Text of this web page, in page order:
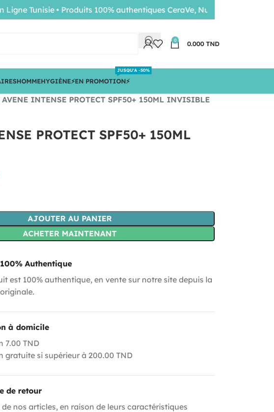
0 0.000 TND
HOMMEHYGIÈNE⚡️EN PROMOTION⚡️
JUSQU'A -50%
AVENE INTENSE PROTECT SPF50+ 150ML INVISIBLE
PROTECT SPF50+ 150ML
AJOUTER AU PANIER
ACHETER MAINTENANT
Authentique
est 100% authentique, en vente sur notre site depuis la
à domicile
7.00 TND
gratuite si supérieur à 200.00 TND
de retour
nos articles, en raison de leurs caractéristiques
Tunisie • Produits 100% authentiques CeraVe, Nuxe, Bioderma •